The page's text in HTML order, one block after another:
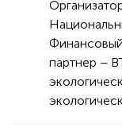
партнер –